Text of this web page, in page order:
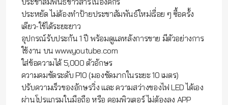
ประหยัด ไม่ต้องทำป้ายประชาสัมพันธ์ใหม่เรื่อย ๆ ซื้อครั้ง
เดียว-ใช้ได้ระยะยาว
อุปกรณ์รับประกัน 1 ปี พร้อมดูแลหลังการขาย มีตัวอย่างการ
ใช้งาน บน www.youtube.com
ใส่ข้อความได้ 5,000 ตัวอักษร
ความคมชัดระดับ P10 (มองชัดมากในระยะ 10 เมตร)
ปรับความเร็วของอักษรวิ่ง และ ความสว่างของไฟ LED ได้เอง
ผ่านโปรแกรมในมือถือ หรือ คอมพิวเตอร์ ไม่ต้องลง APP